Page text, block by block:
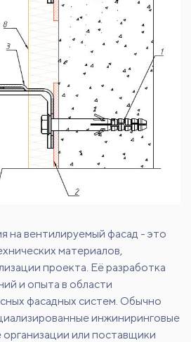
на вентилируемый фасад - это
материалов,
проекта. Её разработка
и опыта в области
фасадных систем. Обычно
инжиниринговые
или поставщики